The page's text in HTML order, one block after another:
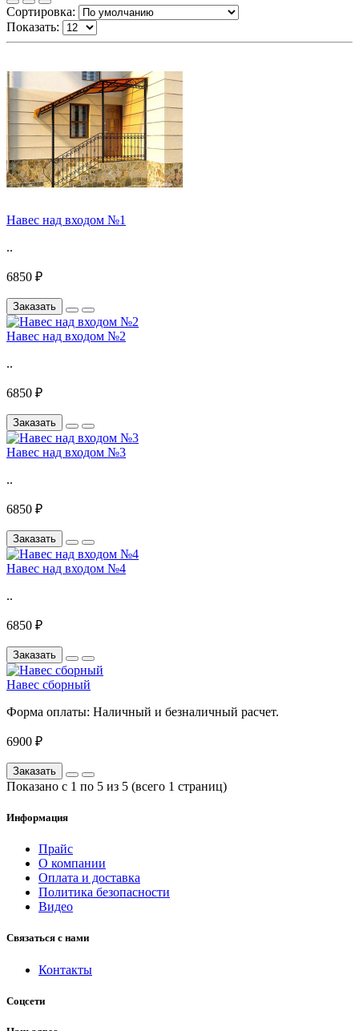
Сортировка:
Показать:
Навес над входом №1
..
6850 ₽
Заказать
Навес над входом №2
..
6850 ₽
Заказать
Навес над входом №3
..
6850 ₽
Заказать
Навес над входом №4
..
6850 ₽
Заказать
Навес сборный
Форма оплаты: Наличный и безналичный расчет.
6900 ₽
Заказать
Показано с 1 по 5 из 5 (всего 1 страниц)
Информация
Прайс
О компании
Оплата и доставка
Политика безопасности
Видео
Связаться с нами
Контакты
Соцсети